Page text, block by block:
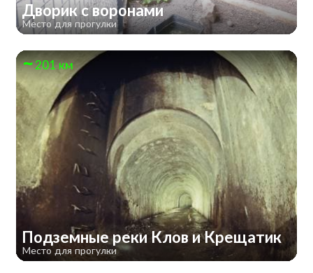
Дворик с воронами
Место для прогулки
201 км
Подземные реки Клов и Крещатик
Место для прогулки